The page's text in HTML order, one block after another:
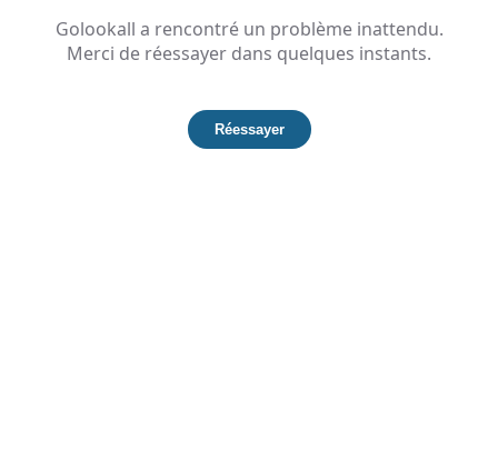
Golookall a rencontré un problème inattendu.
Merci de réessayer dans quelques instants.
Réessayer